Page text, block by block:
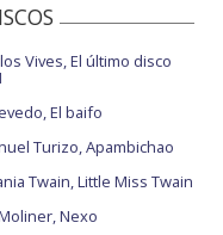
Vives, El último disco
El baifo
Turizo, Apambichao
Twain, Little Miss Twain
Nexo